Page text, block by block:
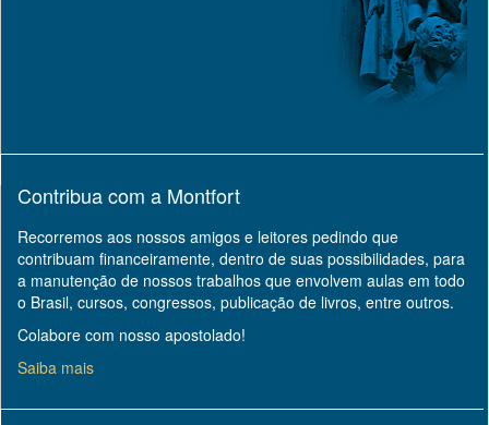
Contribua com a Montfort
Recorremos aos nossos amigos e leitores pedindo que
contribuam financeiramente, dentro de suas possibilidades, para
a manutenção de nossos trabalhos que envolvem aulas em todo
o Brasil, cursos, congressos, publicação de livros, entre outros.
Colabore com nosso apostolado!
Saiba mais